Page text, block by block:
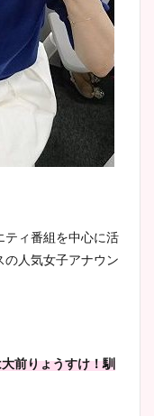
ティ番組を中心に活
人気女子アナウン
前りょうすけ！馴